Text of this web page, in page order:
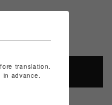
TOP
translation.
in advance.